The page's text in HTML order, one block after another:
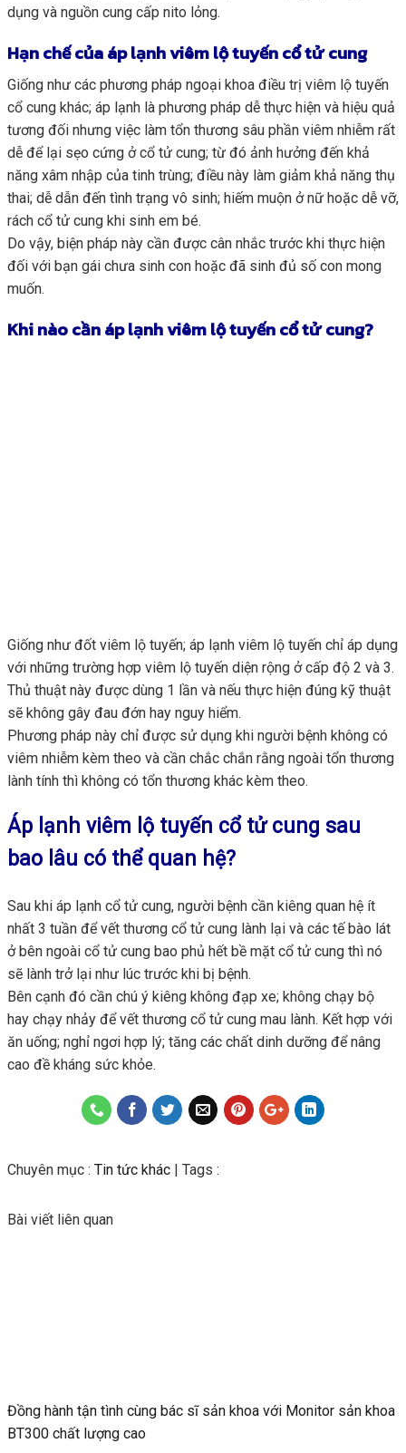
dụng và nguồn cung cấp nito lỏng.
Hạn chế của áp lạnh viêm lộ tuyến cổ tử cung
Giống như các phương pháp ngoại khoa điều trị viêm lộ tuyến
cổ cung khác; áp lạnh là phương pháp dễ thực hiện và hiệu quả
tương đối nhưng việc làm tổn thương sâu phần viêm nhiễm rất
dễ để lại sẹo cứng ở cổ tử cung; từ đó ảnh hưởng đến khả
năng xâm nhập của tinh trùng; điều này làm giảm khả năng thụ
thai; dễ dẫn đến tình trạng vô sinh; hiếm muộn ở nữ hoặc dễ vỡ,
rách cổ tử cung khi sinh em bé.
Do vậy, biện pháp này cần được cân nhắc trước khi thực hiện
đối với bạn gái chưa sinh con hoặc đã sinh đủ số con mong
muốn.
Khi nào cần áp lạnh viêm lộ tuyến cổ tử cung?
Giống như đốt viêm lộ tuyến; áp lạnh viêm lộ tuyến chỉ áp dụng
với những trường hợp viêm lộ tuyến diện rộng ở cấp độ 2 và 3.
Thủ thuật này được dùng 1 lần và nếu thực hiện đúng kỹ thuật
sẽ không gây đau đớn hay nguy hiểm.
Phương pháp này chỉ được sử dụng khi người bệnh không có
viêm nhiễm kèm theo và cần chắc chắn rằng ngoài tổn thương
lành tính thì không có tổn thương khác kèm theo.
Áp lạnh viêm lộ tuyến cổ tử cung sau
bao lâu có thể quan hệ?
Sau khi áp lạnh cổ tử cung, người bệnh cần kiêng quan hệ ít
nhất 3 tuần để vết thương cổ tử cung lành lại và các tế bào lát
ở bên ngoài cổ tử cung bao phủ hết bề mặt cổ tử cung thì nó
sẽ lành trở lại như lúc trước khi bị bệnh.
Bên cạnh đó cần chú ý kiêng không đạp xe; không chạy bộ
hay chạy nhảy để vết thương cổ tử cung mau lành. Kết hợp với
ăn uống; nghỉ ngơi hợp lý; tăng các chất dinh dưỡng để nâng
cao đề kháng sức khỏe.
Chuyên mục : Tin tức khác | Tags :
Bài viết liên quan
Đồng hành tận tình cùng bác sĩ sản khoa với Monitor sản khoa
BT300 chất lượng cao